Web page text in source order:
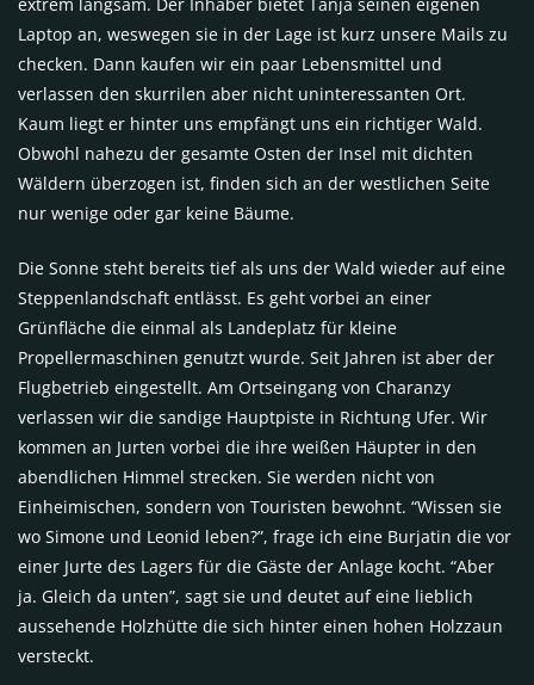
Laptop an, weswegen sie in der Lage ist kurz unsere Mails zu
checken. Dann kaufen wir ein paar Lebensmittel und
verlassen den skurrilen aber nicht uninteressanten Ort.
Kaum liegt er hinter uns empfängt uns ein richtiger Wald.
Obwohl nahezu der gesamte Osten der Insel mit dichten
Wäldern überzogen ist, finden sich an der westlichen Seite
nur wenige oder gar keine Bäume.
Die Sonne steht bereits tief als uns der Wald wieder auf eine
Steppenlandschaft entlässt. Es geht vorbei an einer
Grünfläche die einmal als Landeplatz für kleine
Propellermaschinen genutzt wurde. Seit Jahren ist aber der
Flugbetrieb eingestellt. Am Ortseingang von Charanzy
verlassen wir die sandige Hauptpiste in Richtung Ufer. Wir
kommen an Jurten vorbei die ihre weißen Häupter in den
abendlichen Himmel strecken. Sie werden nicht von
Einheimischen, sondern von Touristen bewohnt. “Wissen sie
wo Simone und Leonid leben?”, frage ich eine Burjatin die vor
einer Jurte des Lagers für die Gäste der Anlage kocht. “Aber
ja. Gleich da unten”, sagt sie und deutet auf eine lieblich
aussehende Holzhütte die sich hinter einen hohen Holzzaun
versteckt.